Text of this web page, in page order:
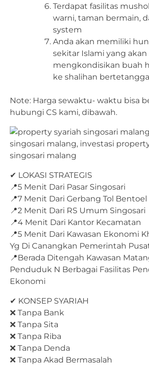
Terdapat fasilitas
warni, taman bermain,
system
Anda akan memiliki
sekitar Islami yang akan
mengkondisikan buah
ke shalihan bertetangga
Note: Harga sewaktu- waktu bisa
hubungi CS kami, dibawah.
✔ LOKASI STRATEGIS
📍5 Menit Dari Pasar Singosari
📍7 Menit Dari Gerbang Tol
📍2 Menit Dari RS Umum Singosari
📍4 Menit Dari Kantor Kecamatan
📍5 Menit Dari Kawasan Ekonomi
Yg Di Canangkan Pemerintah
📍Berada Ditengah Kawasan
Penduduk N Berbagai Fasilitas
Ekonomi
✔ KONSEP SYARIAH
❌ Tanpa Bank
❌ Tanpa Sita
❌ Tanpa Riba
❌ Tanpa Denda
❌ Tanpa Akad Bermasalah